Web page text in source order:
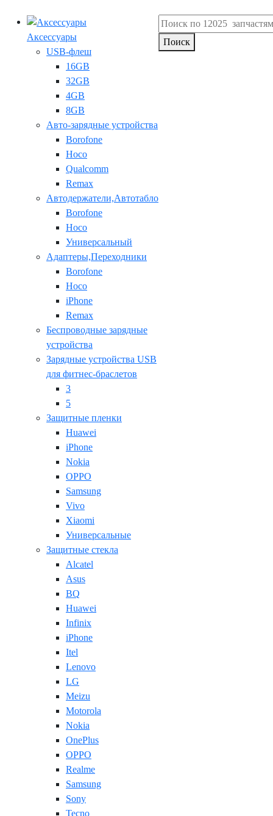
Аксессуары
USB-флеш
16GB
32GB
4GB
8GB
Авто-зарядные устройства
Borofone
Hoco
Qualcomm
Remax
Автодержатели,Автотабло
Borofone
Hoco
Универсальный
Адаптеры,Переходники
Borofone
Hoco
iPhone
Remax
Беспроводные зарядные
устройства
Зарядные устройства USB
для фитнес-браслетов
3
5
Защитные пленки
Huawei
iPhone
Nokia
OPPO
Samsung
Vivo
Xiaomi
Универсальные
Защитные стекла
Alcatel
Asus
BQ
Huawei
Infinix
iPhone
Itel
Lenovo
LG
Meizu
Motorola
Nokia
OnePlus
OPPO
Realme
Samsung
Sony
Tecno
Поиск